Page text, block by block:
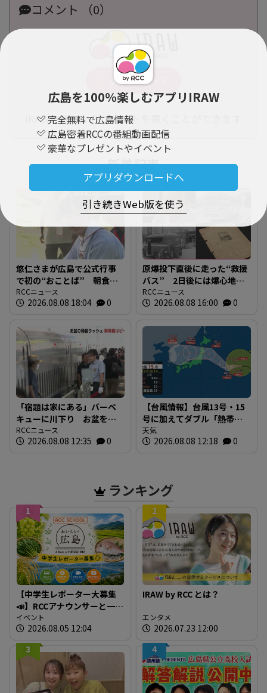
広島を100％楽しむアプリIRAW
完全無料で広島情報
広島密着RCCの番組動画配信
豪華なプレゼントやイベント
アプリダウンロードへ
引き続きWeb版を使う
コメント （0）
IRAWアプリからコメントを書くことができます
新着記事
悠仁さまが広島で公式行事
で初の“おことば” 朝食作
りや丸太切りも 福山市で
は博物館を視察
RCCニュース
2026.08.08 18:04 0
原爆投下直後に走った“救援
バス” 2日後には爆心地至
近に路線バスも 戦時下か
ら復興まで支えた“バスの歴
RCCニュース
2026.08.08 16:00 0
「宿題は家にある」バーベ
キューに川下り お盆をふ
るさとで 帰省ラッシュピ
ークで新幹線の下りはほぼ
RCCニュース
2026.08.08 12:35 0
【台風情報】台風13号・15
号に加えてダブル「熱帯低
気圧」発生へ 15号はお盆
に日本直撃か ※18日まで
天気
2026.08.08 12:18 0
ランキング
1
【中学生レポーター大募集
📣】RCCアナウンサーと一緒
に「広島の食」の現場を取
材しよう！
イベント
2026.08.05 12:04
2
IRAW by RCC とは？
エンタメ
2026.07.23 12:00
3
4